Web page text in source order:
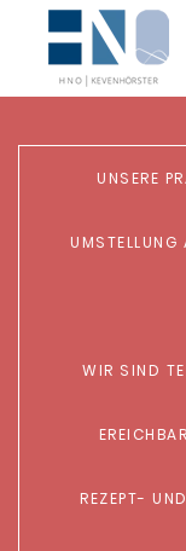
UNSERE
WIR SIND
REZEPT-